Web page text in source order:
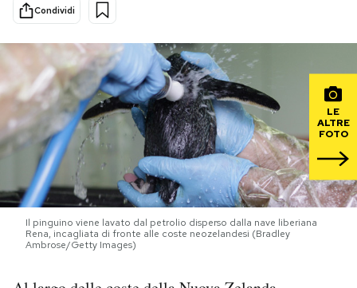
Scienza
Economia
Sport
Altrecose
Mondiali calcio 2026
PODCAST
NEWSLETTER
Condividi
LE
ALTRE
FOTO
Il pinguino viene lavato dal petrolio disperso dalla nave liberiana
Rena, incagliata di fronte alle coste neozelandesi (Bradley
Ambrose/Getty Images)